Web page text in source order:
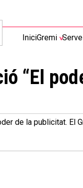
IniciGremi
“El
de la publicitat. El